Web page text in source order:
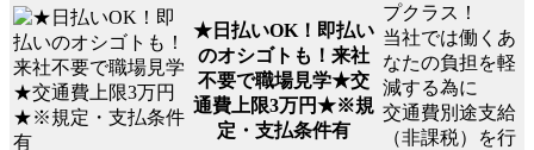
★日払いOK！即払い
のオシゴトも！来社
不要で職場見学★交
通費上限3万円★※規
定・支払条件有
プクラス！
当社では働くあ
なたの負担を軽
減する為に
交通費別途支給
（非課税）を行